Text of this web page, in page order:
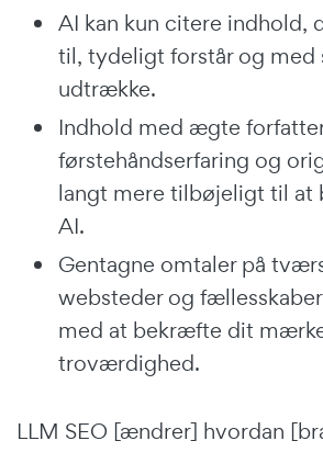
AI kan kun citere indhold,
til, tydeligt forstår og med
udtrække.
Indhold med ægte
førstehåndserfaring og
langt mere tilbøjeligt til at
AI.
Gentagne omtaler på
websteder og
med at bekræfte dit
troværdighed.
LLM SEO [ændrer] hvordan